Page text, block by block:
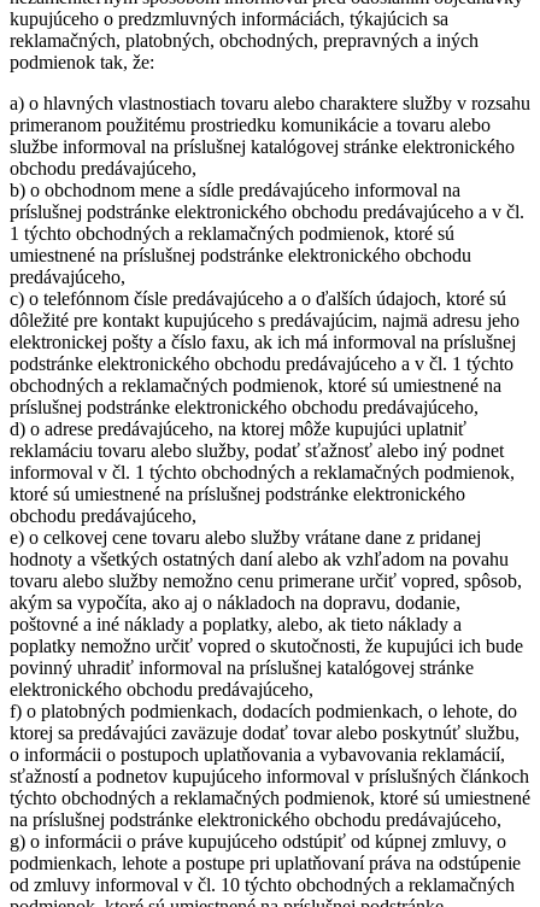
kupujúceho o predzmluvných informáciách, týkajúcich sa
reklamačných, platobných, obchodných, prepravných a iných
podmienok tak, že:
a) o hlavných vlastnostiach tovaru alebo charaktere služby v rozsahu
primeranom použitému prostriedku komunikácie a tovaru alebo
službe informoval na príslušnej katalógovej stránke elektronického
obchodu predávajúceho,
b) o obchodnom mene a sídle predávajúceho informoval na
príslušnej podstránke elektronického obchodu predávajúceho a v čl.
1 týchto obchodných a reklamačných podmienok, ktoré sú
umiestnené na príslušnej podstránke elektronického obchodu
predávajúceho,
c) o telefónnom čísle predávajúceho a o ďalších údajoch, ktoré sú
dôležité pre kontakt kupujúceho s predávajúcim, najmä adresu jeho
elektronickej pošty a číslo faxu, ak ich má informoval na príslušnej
podstránke elektronického obchodu predávajúceho a v čl. 1 týchto
obchodných a reklamačných podmienok, ktoré sú umiestnené na
príslušnej podstránke elektronického obchodu predávajúceho,
d) o adrese predávajúceho, na ktorej môže kupujúci uplatniť
reklamáciu tovaru alebo služby, podať sťažnosť alebo iný podnet
informoval v čl. 1 týchto obchodných a reklamačných podmienok,
ktoré sú umiestnené na príslušnej podstránke elektronického
obchodu predávajúceho,
e) o celkovej cene tovaru alebo služby vrátane dane z pridanej
hodnoty a všetkých ostatných daní alebo ak vzhľadom na povahu
tovaru alebo služby nemožno cenu primerane určiť vopred, spôsob,
akým sa vypočíta, ako aj o nákladoch na dopravu, dodanie,
poštovné a iné náklady a poplatky, alebo, ak tieto náklady a
poplatky nemožno určiť vopred o skutočnosti, že kupujúci ich bude
povinný uhradiť informoval na príslušnej katalógovej stránke
elektronického obchodu predávajúceho,
f) o platobných podmienkach, dodacích podmienkach, o lehote, do
ktorej sa predávajúci zaväzuje dodať tovar alebo poskytnúť službu,
o informácii o postupoch uplatňovania a vybavovania reklamácií,
sťažností a podnetov kupujúceho informoval v príslušných článkoch
týchto obchodných a reklamačných podmienok, ktoré sú umiestnené
na príslušnej podstránke elektronického obchodu predávajúceho,
g) o informácii o práve kupujúceho odstúpiť od kúpnej zmluvy, o
podmienkach, lehote a postupe pri uplatňovaní práva na odstúpenie
od zmluvy informoval v čl. 10 týchto obchodných a reklamačných